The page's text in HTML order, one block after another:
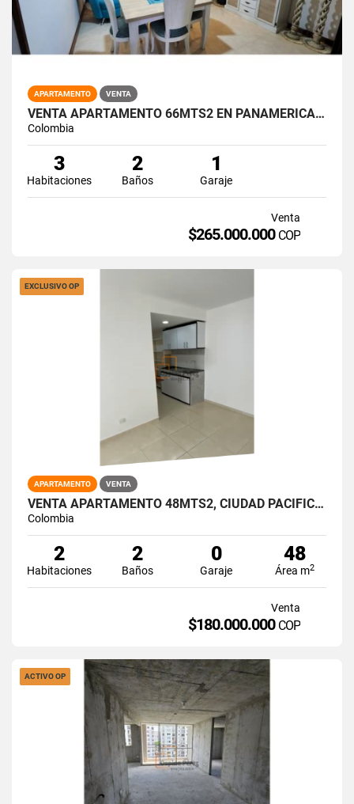
APARTAMENTO VENTA
VENTA APARTAMENTO 66MTS2 EN PANAMERICANO, SUR DE CALI, 15025-1
Colombia
3
Habitaciones
2
Baños
1
Garaje
Venta
$265.000.000 COP
EXCLUSIVO OP
APARTAMENTO VENTA
VENTA APARTAMENTO 48MTS2, CIUDAD PACIFICA, CALI 15023-3
Colombia
2
Habitaciones
2
Baños
0
Garaje
48
Área m2
Venta
$180.000.000 COP
ACTIVO OP